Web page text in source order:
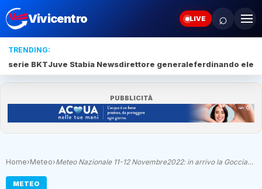
Vivicentro LIVE ⌕
TRENDING:
serie BKTJuve Stabia Newsdirettore generaleferdinando
PUBBLICITÀ
Home›Meteo›Meteo Nazionale 11-12 Novembre2022: in arrivo la Goccia…
METEO